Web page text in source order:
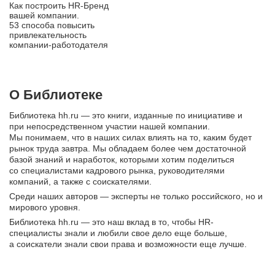
Как построить HR‑Бренд
вашей компании.
53 способа повысить
привлекательность
компании‑работодателя
О Библиотеке
Библиотека hh.ru — это книги, изданные по инициативе и
при непосредственном участии нашей компании.
Мы понимаем, что в наших силах влиять на то, каким будет
рынок труда завтра. Мы обладаем более чем достаточной
базой знаний и наработок, которыми хотим поделиться
со специалистами кадрового рынка, руководителями
компаний, а также с соискателями.
Среди наших авторов — эксперты не только российского, но и
мирового уровня.
Библиотека hh.ru — это наш вклад в то, чтобы HR-
специалисты знали и любили свое дело еще больше,
а соискатели знали свои права и возможности еще лучше.